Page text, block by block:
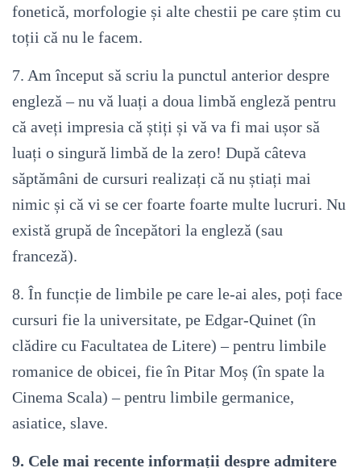
fonetică, morfologie și alte chestii pe care știm cu
toții că nu le facem.
7. Am început să scriu la punctul anterior despre
engleză – nu vă luați a doua limbă engleză pentru
că aveți impresia că știți și vă va fi mai ușor să
luați o singură limbă de la zero! După câteva
săptămâni de cursuri realizați că nu știați mai
nimic și că vi se cer foarte foarte multe lucruri. Nu
există grupă de începători la engleză (sau
franceză).
8. În funcție de limbile pe care le-ai ales, poți face
cursuri fie la universitate, pe Edgar-Quinet (în
clădire cu Facultatea de Litere) – pentru limbile
romanice de obicei, fie în Pitar Moș (în spate la
Cinema Scala) – pentru limbile germanice,
asiatice, slave.
9. Cele mai recente informații despre admitere